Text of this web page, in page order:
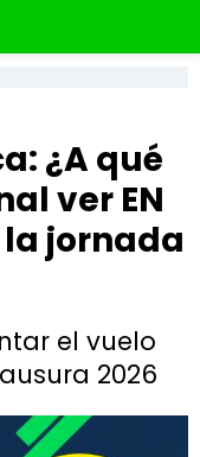
¿A qué
ver EN
jornada
el vuelo
2026